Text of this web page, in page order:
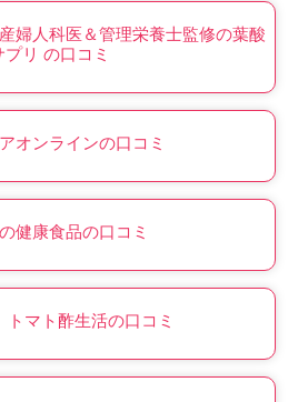
婦人科医＆管理栄養士監修の葉酸
プリ の口コミ
オンラインの口コミ
健康食品の口コミ
マト酢生活の口コミ